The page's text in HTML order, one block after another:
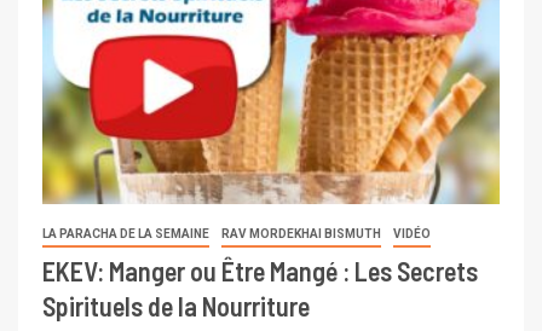
LA PARACHA DE LA SEMAINE RAV MORDEKHAI BISMUTH VIDÉO
EKEV: Manger ou Être Mangé : Les Secrets
Spirituels de la Nourriture